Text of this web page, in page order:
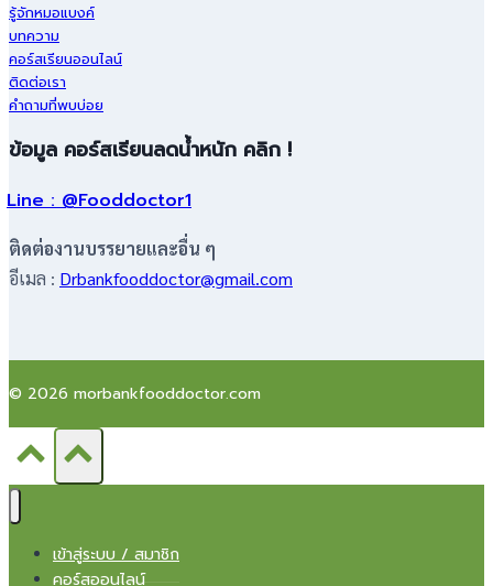
รู้จักหมอแบงค์
บทความ
คอร์สเรียนออนไลน์
ติดต่อเรา
คำถามที่พบบ่อย
ข้อมูล คอร์สเรียนลดน้ำหนัก คลิก !
Line : @Fooddoctor1
ติดต่องานบรรยายและอื่น ๆ
อีเมล : Drbankfooddoctor@gmail.com
© 2026 morbankfooddoctor.com
เข้าสู่ระบบ / สมาชิก
คอร์สออนไลน์